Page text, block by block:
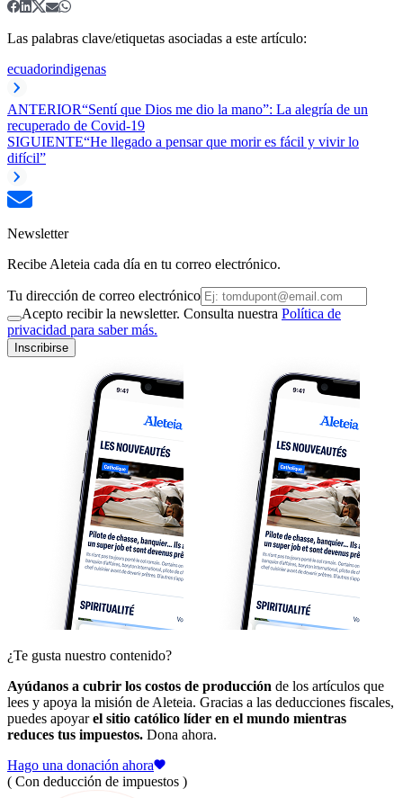
Las palabras clave/etiquetas asociadas a este artículo:
ecuadorindigenas
ANTERIOR“Sentí que Dios me dio la mano”: La alegría de un
recuperado de Covid-19
SIGUIENTE“He llegado a pensar que morir es fácil y vivir lo
difícil”
Newsletter
Recibe Aleteia cada día en tu correo electrónico.
Tu dirección de correo electrónico
Acepto recibir la newsletter. Consulta nuestra Política de
privacidad para saber más.
Inscribirse
¿Te gusta nuestro contenido?
Ayúdanos a cubrir los costos de producción de los artículos que
lees y apoya la misión de Aleteia. Gracias a las deducciones fiscales,
puedes apoyarel sitio católico líder en el mundo mientras
reduces tus impuestos. Dona ahora.
Hago una donación ahora
( Con deducción de impuestos )